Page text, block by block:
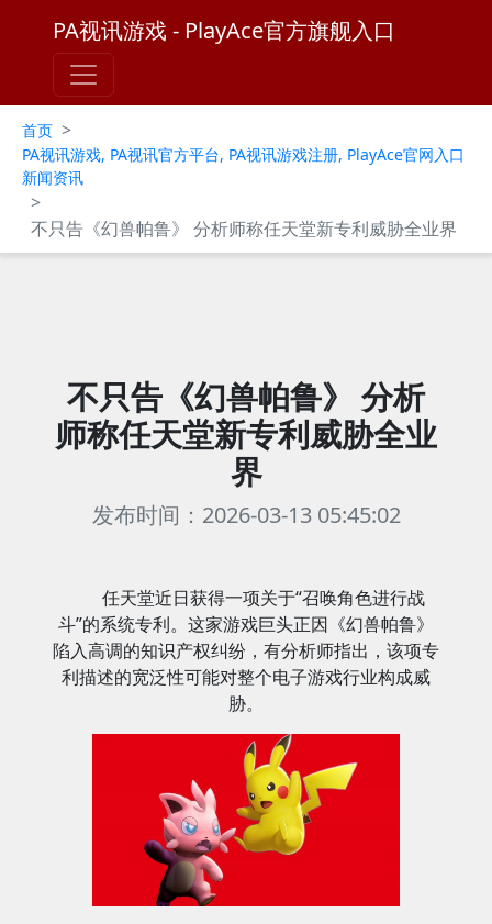
PA视讯游戏 - PlayAce官方旗舰入口
首页 >
PA视讯游戏, PA视讯官方平台, PA视讯游戏注册, PlayAce官网入口
新闻资讯
>
不只告《幻兽帕鲁》 分析师称任天堂新专利威胁全业界
不只告《幻兽帕鲁》 分析
师称任天堂新专利威胁全业
界
发布时间：2026-03-13 05:45:02
任天堂近日获得一项关于“召唤角色进行战
斗”的系统专利。这家游戏巨头正因《幻兽帕鲁》
陷入高调的知识产权纠纷，有分析师指出，该项专
利描述的宽泛性可能对整个电子游戏行业构成威
胁。